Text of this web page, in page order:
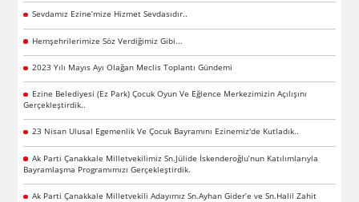
Sevdamız Ezine’mize Hizmet Sevdasıdır..
Hemşehrilerimize Söz Verdiğimiz Gibi...
2023 Yılı Mayıs Ayı Olağan Meclis Toplantı Gündemi
Ezine Belediyesi (Ez Park) Çocuk Oyun Ve Eğlence Merkezimizin Açılışını
Gerçekleştirdik..
23 Nisan Ulusal Egemenlik Ve Çocuk Bayramını Ezinemiz'de Kutladık..
Ak Parti Çanakkale Milletvekilimiz Sn.Jülide İskenderoğlu’nun Katılımlarıyla
Bayramlaşma Programımızı Gerçekleştirdik.
Ak Parti Çanakkale Milletvekili Adayımız Sn.Ayhan Gider’e ve Sn.Halil Zahit